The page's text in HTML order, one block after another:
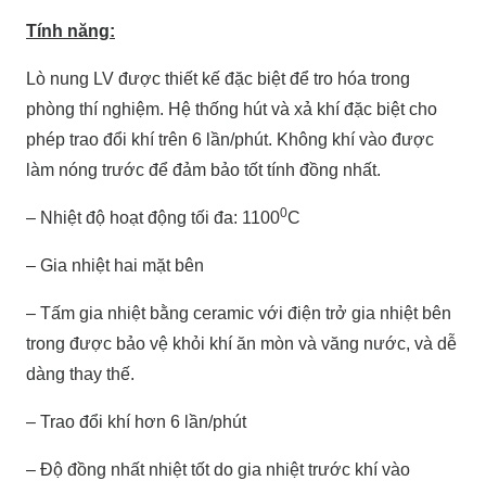
Tính năng:
Lò nung LV được thiết kế đặc biệt để tro hóa trong
phòng thí nghiệm. Hệ thống hút và xả khí đặc biệt cho
phép trao đổi khí trên 6 lần/phút. Không khí vào được
làm nóng trước để đảm bảo tốt tính đồng nhất.
– Nhiệt độ hoạt động tối đa: 11000C
– Gia nhiệt hai mặt bên
– Tấm gia nhiệt bằng ceramic với điện trở gia nhiệt bên
trong được bảo vệ khỏi khí ăn mòn và văng nước, và dễ
dàng thay thế.
– Trao đổi khí hơn 6 lần/phút
– Độ đồng nhất nhiệt tốt do gia nhiệt trước khí vào